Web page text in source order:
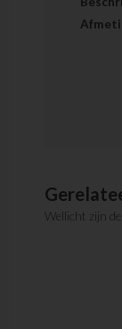
Wellicht zijn